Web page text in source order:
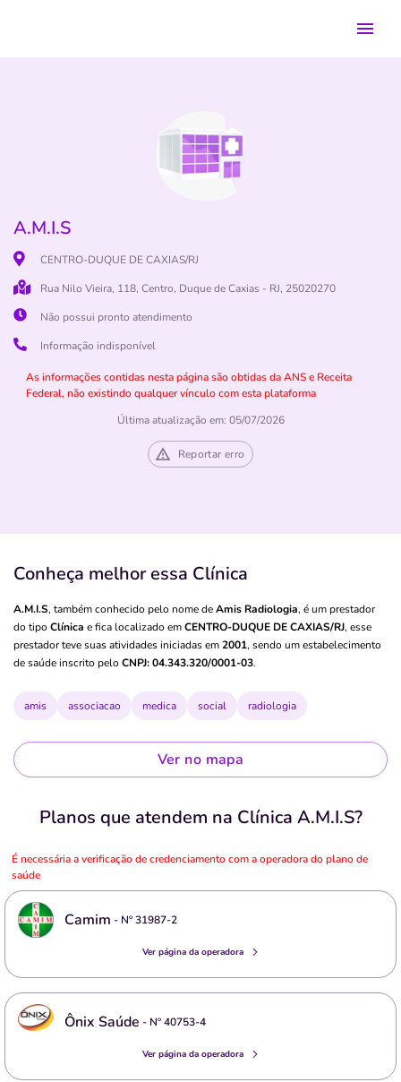
A.M.I.S
CENTRO-DUQUE DE CAXIAS/RJ
Rua Nilo Vieira, 118, Centro, Duque de Caxias - RJ, 25020270
Não possui pronto atendimento
Informação indisponível
As informações contidas nesta página são obtidas da ANS e Receita
Federal, não existindo qualquer vínculo com esta plataforma
Última atualização em: 05/07/2026
Reportar erro
Conheça melhor essa Clínica
A.M.I.S, também conhecido pelo nome deAmis Radiologia, é um prestador
do tipo Clínica e fica localizado emCENTRO-DUQUE DE CAXIAS/RJ, esse
prestador teve suas atividades iniciadas em2001, sendo um estabelecimento
de saúde inscrito pelo CNPJ: 04.343.320/0001-03.
amis associacao medica social radiologia
Ver no mapa
Planos que atendem na Clínica A.M.I.S?
É necessária a verificação de credenciamento com a operadora do plano de
saúde
Camim - Nº31987-2
Ver página da operadora
Ônix Saúde - Nº40753-4
Ver página da operadora